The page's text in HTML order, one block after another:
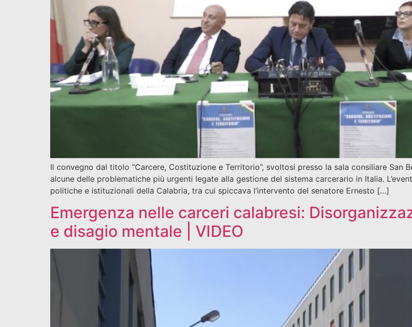
Il convegno dal titolo “Carcere, Costituzione e Territorio”, svoltosi presso la sala consiliare San
alcune delle problematiche più urgenti legate alla gestione del sistema carcerario in Italia.
politiche e istituzionali della Calabria, tra cui spiccava l’intervento del senatore Ernesto […]
Emergenza nelle carceri calabresi:
e disagio mentale | VIDEO